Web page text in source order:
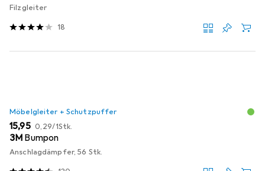
Filzgleiter
18
Möbelgleiter + Schutzpuffer
EUR
15,95 EUR
0,29/1Stk.
3M Bumpon
Anschlagdämpfer, 56 Stk.